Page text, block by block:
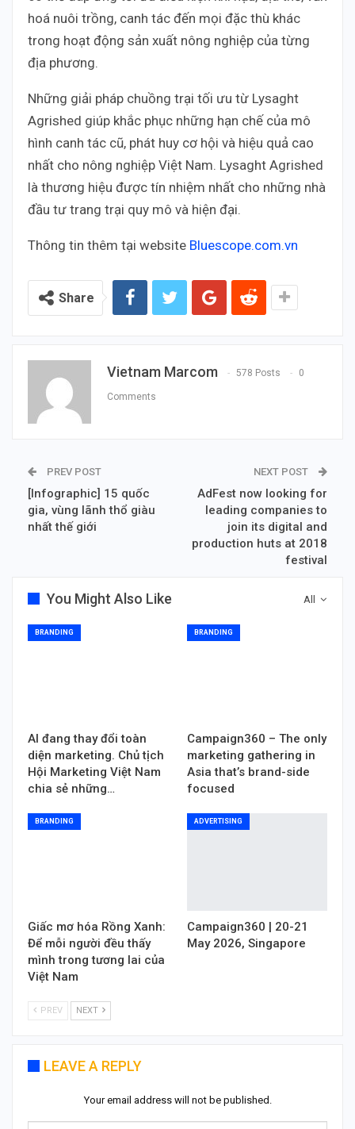
hoá nuôi trồng, canh tác đến mọi đặc thù khác
trong hoạt động sản xuất nông nghiệp của từng
địa phương.
Những giải pháp chuồng trại tối ưu từ Lysaght
Agrished giúp khắc phục những hạn chế của mô
hình canh tác cũ, phát huy cơ hội và hiệu quả cao
nhất cho nông nghiệp Việt Nam. Lysaght Agrished
là thương hiệu được tín nhiệm nhất cho những nhà
đầu tư trang trại quy mô và hiện đại.
Thông tin thêm tại website Bluescope.com.vn
Share
Vietnam Marcom 578 Posts 0
Comments
PREV POST
[Infographic] 15 quốc
gia, vùng lãnh thổ giàu
nhất thế giới
NEXT POST
AdFest now looking for
leading companies to
join its digital and
production huts at 2018
festival
All
You Might Also Like
BRANDING
AI đang thay đổi toàn
diện marketing. Chủ tịch
Hội Marketing Việt Nam
chia sẻ những…
BRANDING
Campaign360 – The only
marketing gathering in
Asia that’s brand-side
focused
BRANDING
Giấc mơ hóa Rồng Xanh:
Để mỗi người đều thấy
mình trong tương lai của
Việt Nam
ADVERTISING
Campaign360 | 20-21
May 2026, Singapore
PREV NEXT
LEAVE A REPLY
Your email address will not be published.